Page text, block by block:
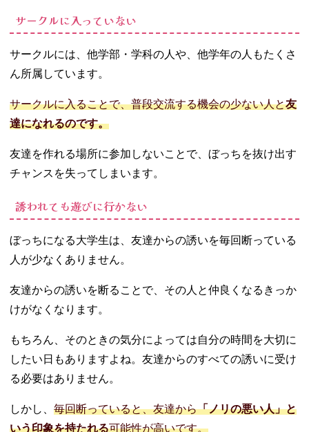
サークルに入っていない
サークルには、他学部・学科の人や、他学年の人もたくさ
ん所属しています。
サークルに入ることで、普段交流する機会の少ない人と友
達になれるのです。
友達を作れる場所に参加しないことで、ぼっちを抜け出す
チャンスを失ってしまいます。
誘われても遊びに行かない
ぼっちになる大学生は、友達からの誘いを毎回断っている
人が少なくありません。
友達からの誘いを断ることで、その人と仲良くなるきっか
けがなくなります。
もちろん、そのときの気分によっては自分の時間を大切に
したい日もありますよね。友達からのすべての誘いに受け
る必要はありません。
しかし、 毎回断っていると、友達から「ノリの悪い人」と
いう印象を持たれる可能性が高いです。